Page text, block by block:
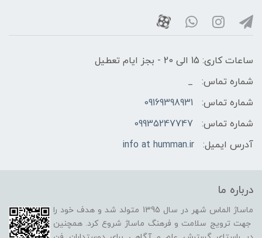
ساعات کاری: 15 الی 20 - بجز ایام تعطیل
شماره تماس:
_
شماره تماس:
09169398931
شماره تماس:
09935247747
آدرس ایمیل:
info at humman.ir
درباره ما
ماساژ الماس شهر در سال 1395 متولد شد و هدف خود را
جهت ترویج سلامت و فرهنگ ماساژ شروع کرد. همچنین